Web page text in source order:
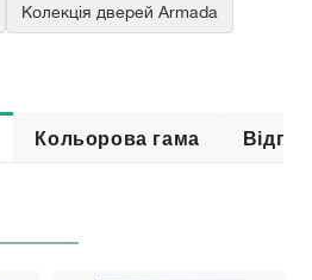
Колекція дверей Armada
Кольорова гама